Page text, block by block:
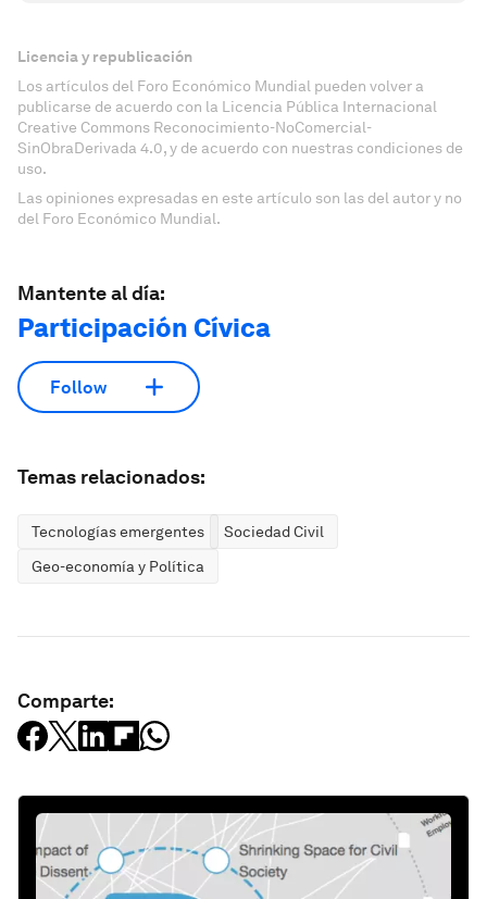
Licencia y republicación
Los artículos del Foro Económico Mundial pueden volver a
publicarse de acuerdo con la Licencia Pública Internacional
Creative Commons Reconocimiento-NoComercial-
SinObraDerivada 4.0, y de acuerdo con nuestras condiciones de
uso.
Las opiniones expresadas en este artículo son las del autor y no
del Foro Económico Mundial.
Mantente al día:
Participación Cívica
Follow
Temas relacionados:
Tecnologías emergentes
Sociedad Civil
Geo-economía y Política
Comparte: